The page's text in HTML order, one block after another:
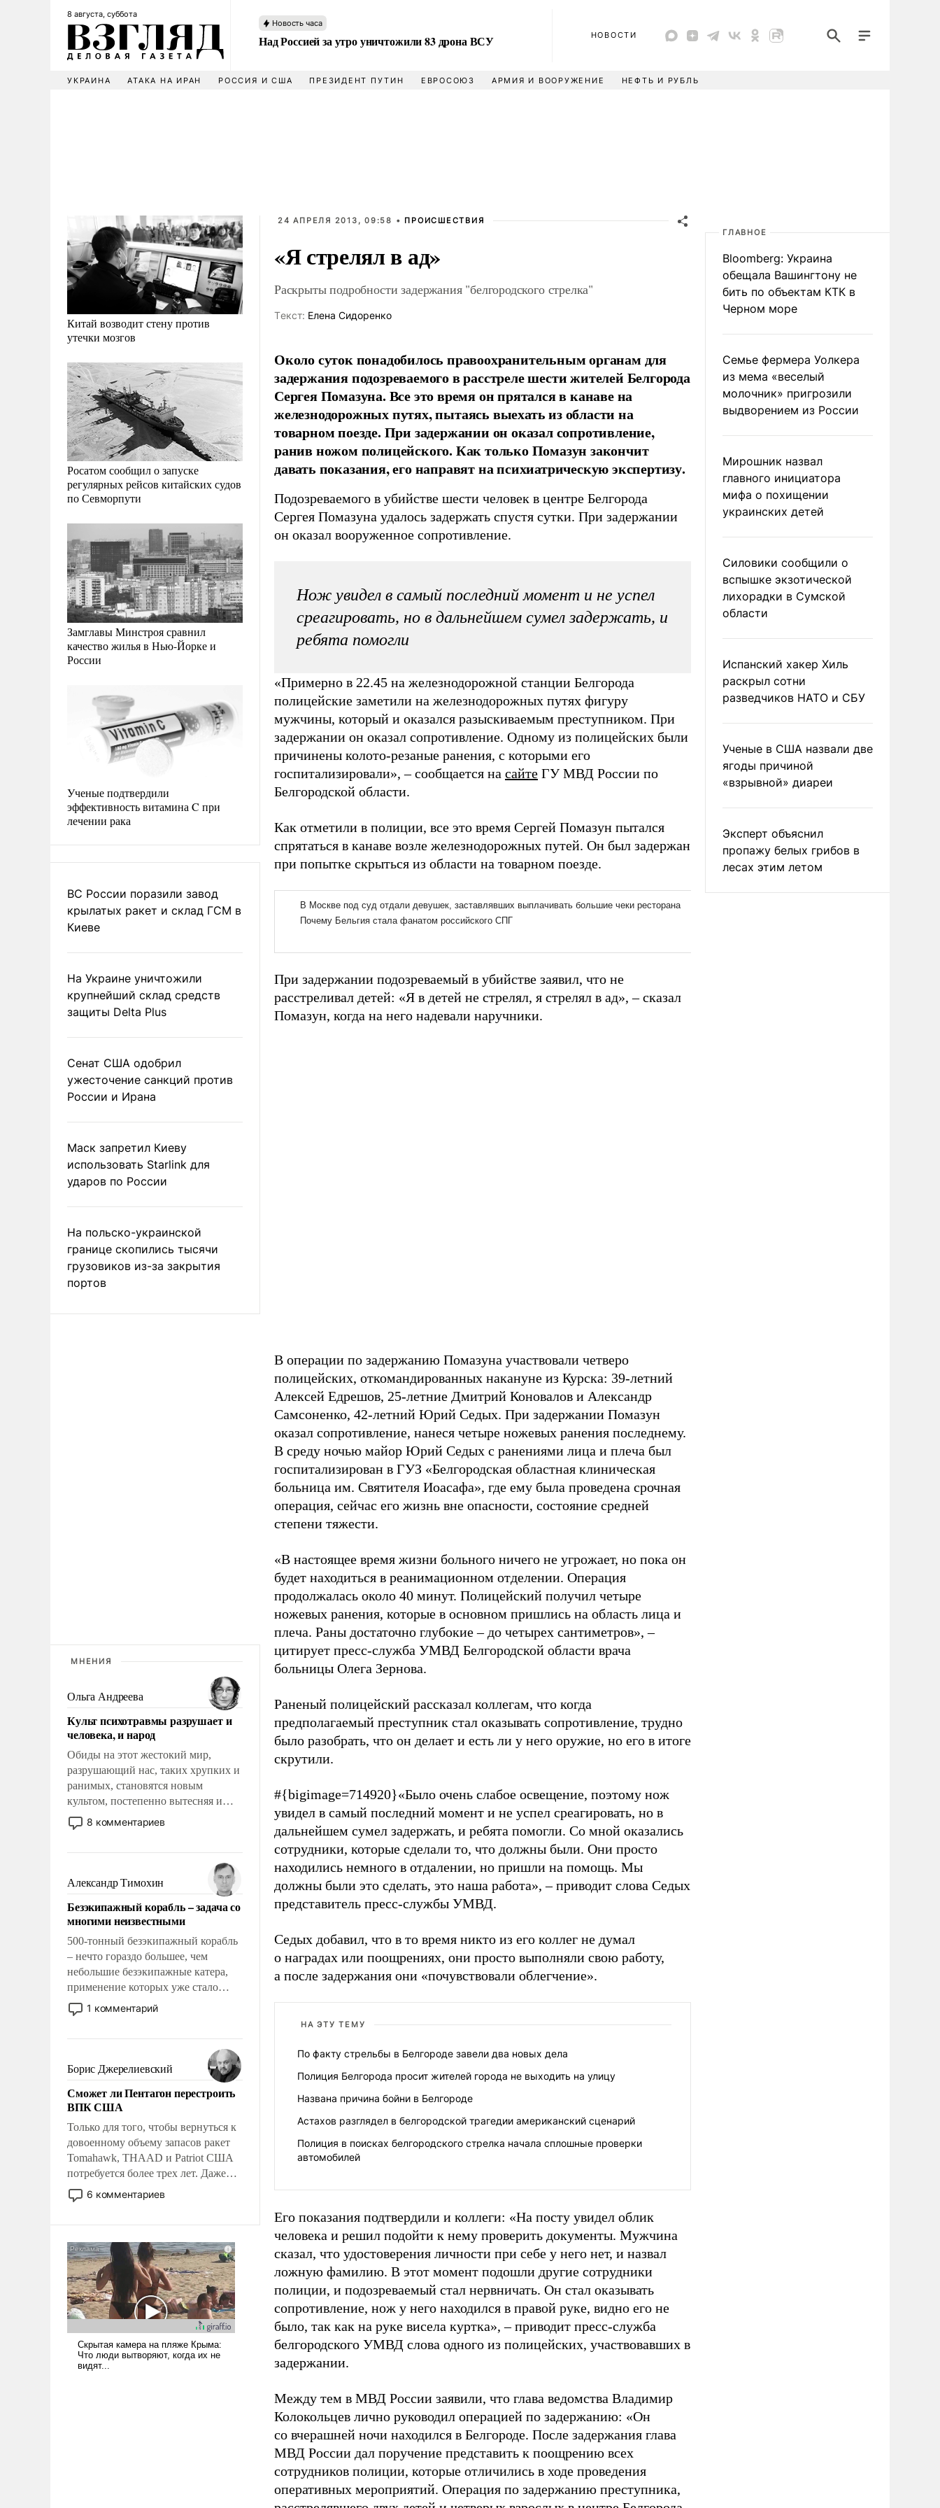
8 августа, суббота
Новость часа
Над Россией за утро уничтожили 83 дрона ВСУ НОВОСТИ
УКРАИНА АТАКА НА ИРАН РОССИЯ И США ПРЕЗИДЕНТ ПУТИН ЕВРОСОЮЗ АРМИЯ И ВООРУЖЕНИЕ НЕФТЬ И РУБЛЬ
Китай возводит стену против
утечки мозгов
Росатом сообщил о запуске
регулярных рейсов китайских судов
по Севморпути
Замглавы Минстроя сравнил
качество жилья в Нью-Йорке и
России
Ученые подтвердили
эффективность витамина C при
лечении рака
ВС России поразили завод
крылатых ракет и склад ГСМ в
Киеве
На Украине уничтожили
крупнейший склад средств
защиты Delta Plus
Сенат США одобрил
ужесточение санкций против
России и Ирана
Маск запретил Киеву
использовать Starlink для
ударов по России
На польско-украинской
границе скопились тысячи
грузовиков из-за закрытия
портов
МНЕНИЯ
Ольга Андреева
Культ психотравмы разрушает и
человека, и народ
Обиды на этот жестокий мир,
разрушающий нас, таких хрупких и
ранимых, становятся новым
культом, постепенно вытесняя и
отменяя традиционное требование к
человеку – быть мужественным и
на себя ответственность, помогать
слабым, идти вперед и
адаптироваться.
8 комментариев
Александр Тимохин
Безэкипажный корабль – задача со
многими неизвестными
500-тонный безэкипажный корабль
– нечто гораздо большее, чем
небольшие безэкипажные катера,
применение которых уже стало
обыденностью. Задача по созданию
такого корабля очень сложна и
реализация радикально поднимет
наши боевые возможности.
1 комментарий
Борис Джерелиевский
Сможет ли Пентагон перестроить
ВПК США
Только для того, чтобы вернуться к
довоенному объему запасов ракет
Tomahawk, THAAD и Patriot США
потребуется более трех лет. Даже
небольшая война с Ираном
опустошила американские
уязвимости США, например, перед
Китаем.
6 комментариев
24 АПРЕЛЯ 2013, 09:58 • ПРОИСШЕСТВИЯ
«Я стрелял в ад»
Раскрыты подробности задержания "белгородского стрелка"
Tекст: Елена Сидоренко
Около суток понадобилось правоохранительным органам для
задержания подозреваемого в расстреле шести жителей Белгорода
Сергея Помазуна. Все это время он прятался в канаве на
железнодорожных путях, пытаясь выехать из области на
товарном поезде. При задержании он оказал сопротивление,
ранив ножом полицейского. Как только Помазун закончит
давать показания, его направят на психиатрическую экспертизу.
Подозреваемого в убийстве шести человек в центре Белгорода
Сергея Помазуна удалось задержать спустя сутки. При задержании
он оказал вооруженное сопротивление.
Нож увидел в самый последний момент и не успел
среагировать, но в дальнейшем сумел задержать, и
ребята помогли
«Примерно в 22.45 на железнодорожной станции Белгорода
полицейские заметили на железнодорожных путях фигуру
мужчины, который и оказался разыскиваемым преступником. При
задержании он оказал сопротивление. Одному из полицейских были
причинены колото-резаные ранения, с которыми его
госпитализировали»,–сообщается на сайте ГУ МВД России по
Белгородской области.
Как отметили в полиции, все это время Сергей Помазун пытался
спрятаться в канаве возле железнодорожных путей. Он был задержан
при попытке скрыться из области на товарном поезде.
При задержании подозреваемый в убийстве заявил, что не
расстреливал детей: «Я в детей не стрелял, я стрелял в ад»,–сказал
Помазун, когда на него надевали наручники.
В операции по задержанию Помазуна участвовали четверо
полицейских, откомандированных накануне из Курска: 39-летний
Алексей Едрешов, 25-летние Дмитрий Коновалов и Александр
Самсоненко, 42-летний Юрий Седых. При задержании Помазун
оказал сопротивление, нанеся четыре ножевых ранения последнему.
В среду ночью майор Юрий Седых с ранениями лица и плеча был
госпитализирован в ГУЗ «Белгородская областная клиническая
больница им. Святителя Иоасафа», где ему была проведена срочная
операция, сейчас его жизнь вне опасности, состояние средней
степени тяжести.
«В настоящее время жизни больного ничего не угрожает, но пока он
будет находиться в реанимационном отделении. Операция
продолжалась около 40 минут. Полицейский получил четыре
ножевых ранения, которые в основном пришлись на область лица и
плеча. Раны достаточно глубокие–до четырех сантиметров»,–
цитирует пресс-служба УМВД Белгородской области врача
больницы Олега Зернова.
Раненый полицейский рассказал коллегам, что когда
предполагаемый преступник стал оказывать сопротивление, трудно
было разобрать, что он делает и есть ли у него оружие, но его в итоге
скрутили.
#{bigimage=714920}«Было очень слабое освещение, поэтому нож
увидел в самый последний момент и не успел среагировать, но в
дальнейшем сумел задержать, и ребята помогли. Со мной оказались
сотрудники, которые сделали то, что должны были. Они просто
находились немного в отдалении, но пришли на помощь. Мы
должны были это сделать, это наша работа»,–приводит слова Седых
представитель пресс-службы УМВД.
Седых добавил, что в то время никто из его коллег не думал
о наградах или поощрениях, они просто выполняли свою работу,
а после задержания они «почувствовали облегчение».
НА ЭТУ ТЕМУ
По факту стрельбы в Белгороде завели два новых дела
Полиция Белгорода просит жителей города не выходить на улицу
Названа причина бойни в Белгороде
Астахов разглядел в белгородской трагедии американский сценарий
Полиция в поисках белгородского стрелка начала сплошные проверки
автомобилей
Его показания подтвердили и коллеги: «На посту увидел облик
человека и решил подойти к нему проверить документы. Мужчина
сказал, что удостоверения личности при себе у него нет, и назвал
ложную фамилию. В этот момент подошли другие сотрудники
полиции, и подозреваемый стал нервничать. Он стал оказывать
сопротивление, нож у него находился в правой руке, видно его не
было, так как на руке висела куртка», – приводит пресс-служба
белгородского УМВД слова одного из полицейских, участвовавших в
задержании.
Между тем в МВД России заявили, что глава ведомства Владимир
Колокольцев лично руководил операцией по задержанию: «Он
со вчерашней ночи находился в Белгороде. После задержания глава
МВД России дал поручение представить к поощрению всех
сотрудников полиции, которые отличились в ходе проведения
оперативных мероприятий. Операция по задержанию преступника,
ГЛАВНОЕ
Bloomberg: Украина
обещала Вашингтону не
бить по объектам КТК в
Черном море
Семье фермера Уолкера
из мема «веселый
молочник» пригрозили
выдворением из России
Мирошник назвал
главного инициатора
мифа о похищении
украинских детей
Силовики сообщили о
вспышке экзотической
лихорадки в Сумской
области
Испанский хакер Хиль
раскрыл сотни
разведчиков НАТО и СБУ
Ученые в США назвали две
ягоды причиной
«взрывной» диареи
Эксперт объяснил
пропажу белых грибов в
лесах этим летом